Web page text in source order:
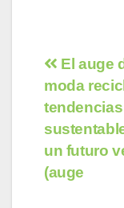
de
El auge
moda
tendencias
un futuro
(auge